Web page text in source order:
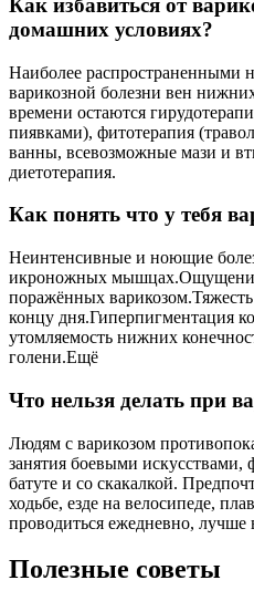
Как избавиться от
домашних условиях?
Наиболее распространенными
варикозной болезни вен
времени остаются
пиявками), фитотерапия
ванны, всевозможные мази и
диетотерапия.
Как понять что у тебя
Неинтенсивные и ноющие
икроножных
поражённых
концу дня.Гиперпигментация
утомляемость нижних
голени.Ещё
Что нельзя делать при
Людям с варикозом
занятия боевыми
батуте и со скакалкой.
ходьбе, езде на велосипеде,
проводиться ежедневно, лучше
Полезные советы